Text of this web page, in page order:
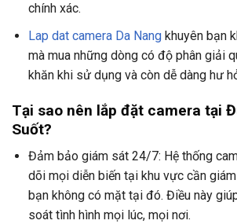
chính xác.
Lap dat camera Da Nangkhuyên bạn
mà mua những dòng có độ phân giải
khăn khi sử dụng và còn dễ dàng hư
Tại sao nên lắp đặt camera tại
Suốt?
Đảm bảo giám sát 24/7: Hệ thống
dõi mọi diễn biến tại khu vực cần
bạn không có mặt tại đó. Điều này
soát tình hình mọi lúc, mọi nơi.